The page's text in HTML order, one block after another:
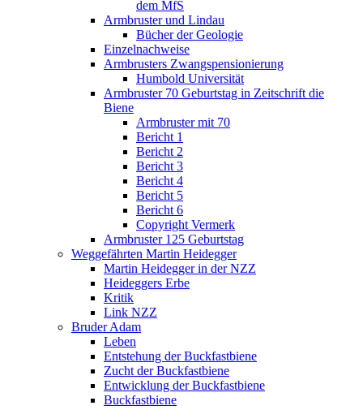
dem MfS
Armbruster und Lindau
Bücher der Geologie
Einzelnachweise
Armbrusters Zwangspensionierung
Humbold Universität
Armbruster 70 Geburtstag in Zeitschrift die
Biene
Armbruster mit 70
Bericht 1
Bericht 2
Bericht 3
Bericht 4
Bericht 5
Bericht 6
Copyright Vermerk
Armbruster 125 Geburtstag
Weggefährten Martin Heidegger
Martin Heidegger in der NZZ
Heideggers Erbe
Kritik
Link NZZ
Bruder Adam
Leben
Entstehung der Buckfastbiene
Zucht der Buckfastbiene
Entwicklung der Buckfastbiene
Buckfastbiene